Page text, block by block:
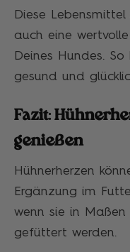
Diese
auch eine
Deines Hundes.
gesund und
Fazit:
genießen
Hühnerherzen
Ergänzung im
wenn sie in
gefüttert werden.